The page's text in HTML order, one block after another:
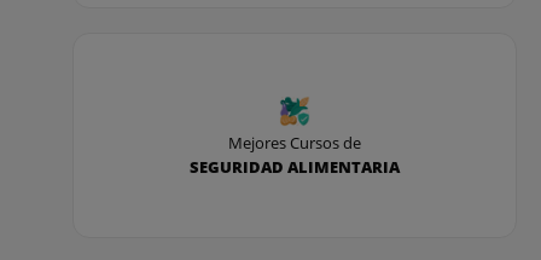
Mejores Cursos de
SEGURIDAD ALIMENTARIA